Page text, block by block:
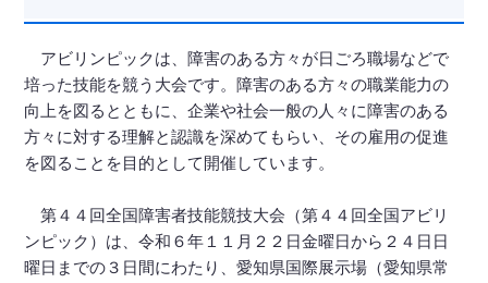
アビリンピックは、障害のある方々が日ごろ職場などで
培った技能を競う大会です。障害のある方々の職業能力の
向上を図るとともに、企業や社会一般の人々に障害のある
方々に対する理解と認識を深めてもらい、その雇用の促進
を図ることを目的として開催しています。
第４４回全国障害者技能競技大会（第４４回全国アビリ
ンピック）は、令和６年１１月２２日金曜日から２４日日
曜日までの３日間にわたり、愛知県国際展示場（愛知県常